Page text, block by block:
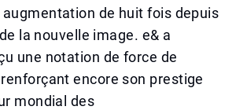
de huit fois depuis
la nouvelle image. e& a
une notation de force de
encore son prestige
mondial des